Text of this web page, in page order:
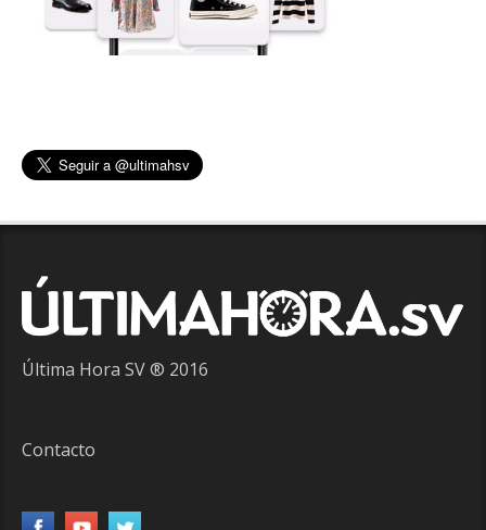
Última Hora SV ® 2016
Contacto